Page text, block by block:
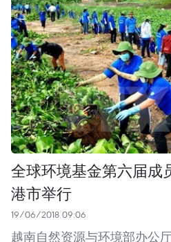
全球环境基金第六届成
港市举行
19/06/2018 09:06
越南自然资源与环境部办公